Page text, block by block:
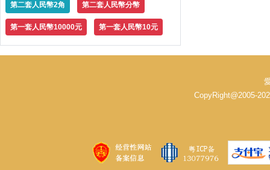
第二套人民幣2角 第二套人民幣分幣
第一套人民幣10000元 第一套人民幣10元
CopyRight@2005-